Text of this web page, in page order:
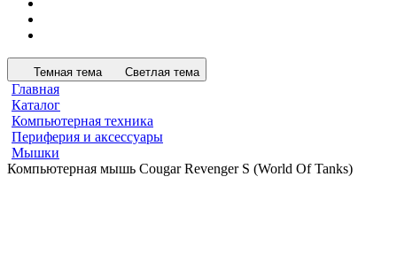
Темная тема Светлая тема
Главная
Каталог
Компьютерная техника
Периферия и аксессуары
Мышки
Компьютерная мышь Cougar Revenger S (World Of Tanks)